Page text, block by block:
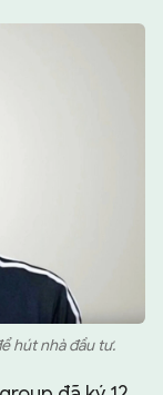
hút nhà đầu tư.